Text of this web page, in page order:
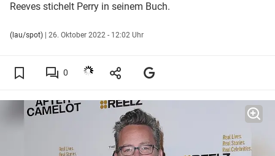
Reeves stichelt Perry in seinem Buch.
(lau/spot) | 26. Oktober 2022 - 12:02 Uhr
0